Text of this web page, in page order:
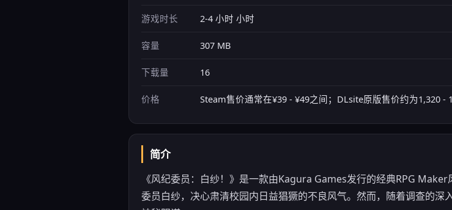
游戏时长 2-4 小时 小时
容量 307 MB
下载量 16
价格 Steam售价通常在¥39 - ¥49之间；DLsite原版售价约为1,320 -
简介
《风纪委员：白纱！》是一款由Kagura Games发行的经典RPG
委员白纱，决心肃清校园内日益猖獗的不良风气。然而，随着调查的